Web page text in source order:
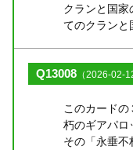
クランと国
てのクランと
Q13008 （2026-02-
このカード
朽のギアパロ
その「永垂